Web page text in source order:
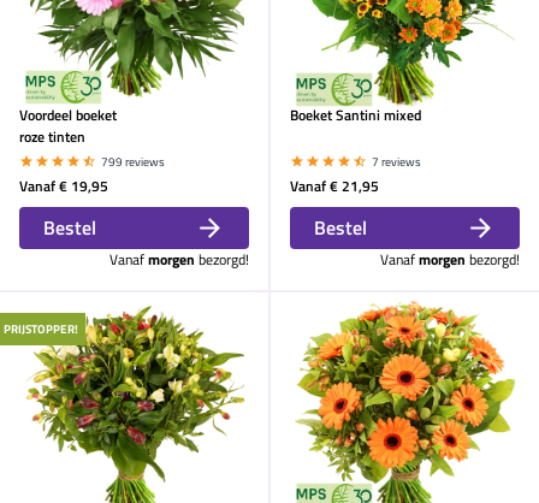
Voordeel boeket
roze tinten
799 reviews
Vanaf€ 19,95
Bestel
Vanafmorgen bezorgd!
Boeket Santini mixed
7 reviews
Vanaf€ 21,95
Bestel
Vanafmorgen bezorgd!
PRIJSTOPPER!